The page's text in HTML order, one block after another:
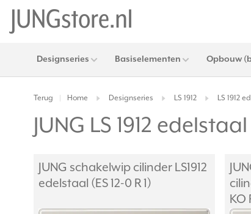
Designseries Basiselementen Opbouw
Terug Home Designseries LS 1912 LS 1912
JUNG LS 1912
JUNG schakelwip cilinder LS1912
edelstaal (ES 12-0 R 1)
KO